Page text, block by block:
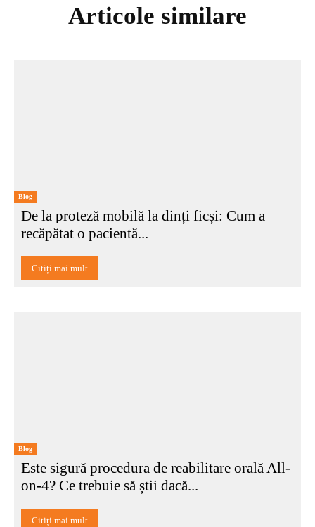
Articole similare
Blog
De la proteză mobilă la dinți ficși: Cum a
recăpătat o pacientă...
Citiți mai mult
Blog
Este sigură procedura de reabilitare orală All-
on-4? Ce trebuie să știi dacă...
Citiți mai mult